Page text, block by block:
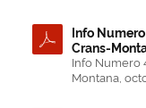
Info
Crans-
Info Numero
Montana,